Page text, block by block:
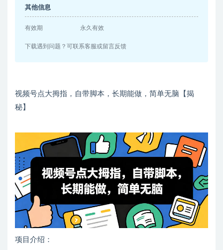
其他信息
有效期 永久有效
下载遇到问题？可联系客服或留言反馈
视频号点大拇指，自带脚本，长期能做，简单无脑【揭
秘】
项目介绍：